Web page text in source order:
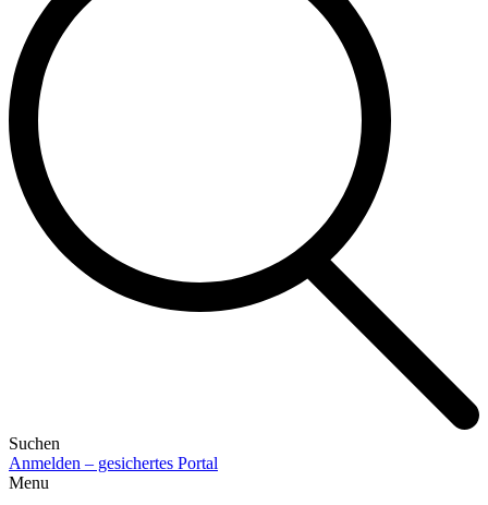
Suchen
Anmelden – gesichertes Portal
Menu